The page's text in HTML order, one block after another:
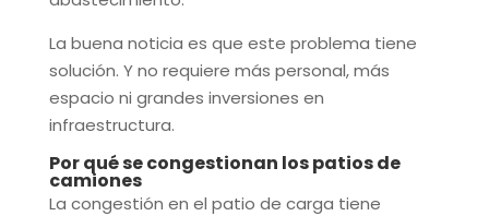
La buena noticia es que este problema tiene
solución. Y no requiere más personal, más
espacio ni grandes inversiones en
infraestructura.
Por qué se congestionan los patios de
camiones
La congestión en el patio de carga tiene